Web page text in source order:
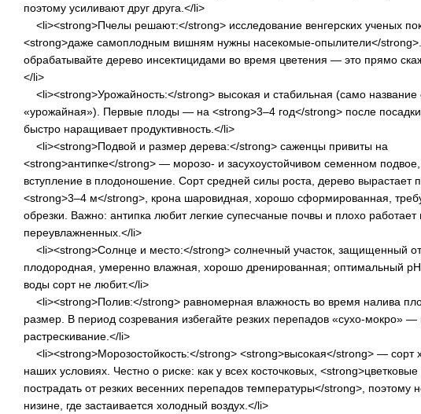
поэтому усиливают друг друга.</li>
<li><strong>Пчелы решают:</strong> исследование венгерских ученых
<strong>даже самоплодным вишням нужны насекомые-опылители</
обрабатывайте дерево инсектицидами во время цветения — это прямо
</li>
<li><strong>Урожайность:</strong> высокая и стабильная (само
«урожайная»). Первые плоды — на <strong>3–4 год</strong> после
быстро наращивает продуктивность.</li>
<li><strong>Подвой и размер дерева:</strong> саженцы привиты на
<strong>антипке</strong> — морозо- и засухоустойчивом семенном
вступление в плодоношение. Сорт средней силы роста, дерево вырастает
<strong>3–4 м</strong>, крона шаровидная, хорошо сформированная,
обрезки. Важно: антипка любит легкие супесчаные почвы и плохо
переувлажненных.</li>
<li><strong>Солнце и место:</strong> солнечный участок, защищенный
плодородная, умеренно влажная, хорошо дренированная; оптимальный
воды сорт не любит.</li>
<li><strong>Полив:</strong> равномерная влажность во время налива
размер. В период созревания избегайте резких перепадов «сухо-мокро»
растрескивание.</li>
<li><strong>Морозостойкость:</strong> <strong>высокая</strong> — сорт
наших условиях. Честно о риске: как у всех косточковых, <strong>цветковые
пострадать от резких весенних перепадов температуры</strong>, поэтому
низине, где застаивается холодный воздух.</li>